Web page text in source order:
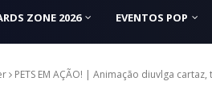
ZONE 2026 EVENTOS POP
PETS EM AÇÃO! | Animação diuvlga